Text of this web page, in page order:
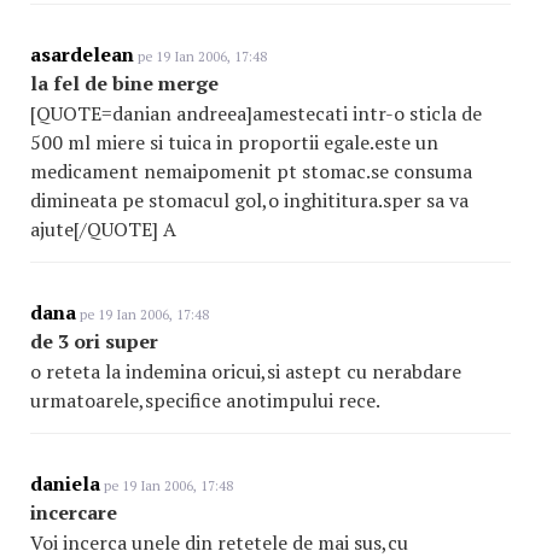
asardelean pe 19 Ian 2006, 17:48
la fel de bine merge
[QUOTE=danian andreea]amestecati intr-o sticla de
500 ml miere si tuica in proportii egale.este un
medicament nemaipomenit pt stomac.se consuma
dimineata pe stomacul gol,o inghititura.sper sa va
ajute[/QUOTE] A
dana pe 19 Ian 2006, 17:48
de 3 ori super
o reteta la indemina oricui,si astept cu nerabdare
urmatoarele,specifice anotimpului rece.
daniela pe 19 Ian 2006, 17:48
incercare
Voi incerca unele din retetele de mai sus,cu